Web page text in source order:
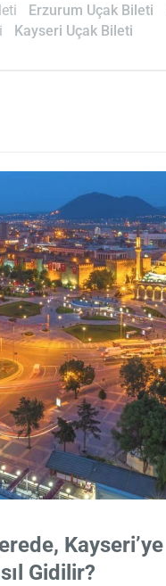
Erzurum Uçak Bileti
Kayseri Uçak Bileti
Kayseri’ye
Gidilir?